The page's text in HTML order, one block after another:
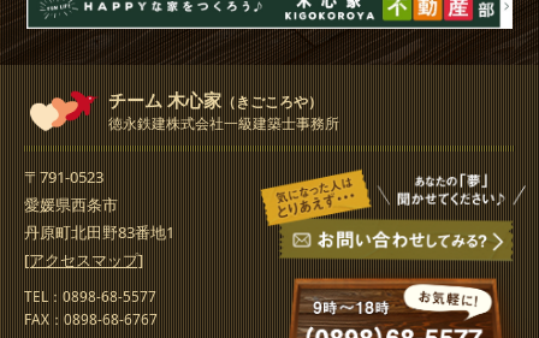
チーム 木心家 （きごころや）
徳永鉄建株式会社一級建築士事務所
〒791-0523
愛媛県西条市
丹原町北田野83番地1
[アクセスマップ]
TEL：0898-68-5577
FAX：0898-68-6767